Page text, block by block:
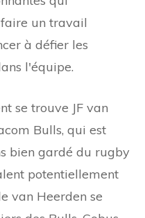
un travail
à défier les
l'équipe.
se trouve JF van
Bulls, qui est
bien gardé du rugby
potentiellement
van Heerden se